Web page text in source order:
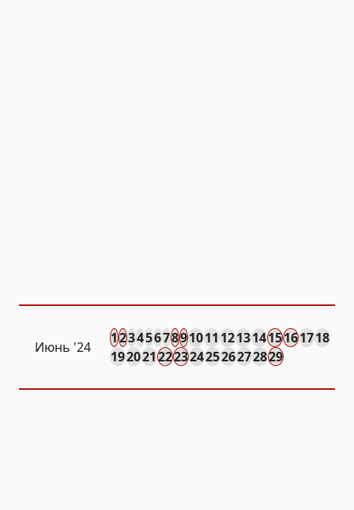
Июнь '24
123456789101112131415161718
1920212223242526272829